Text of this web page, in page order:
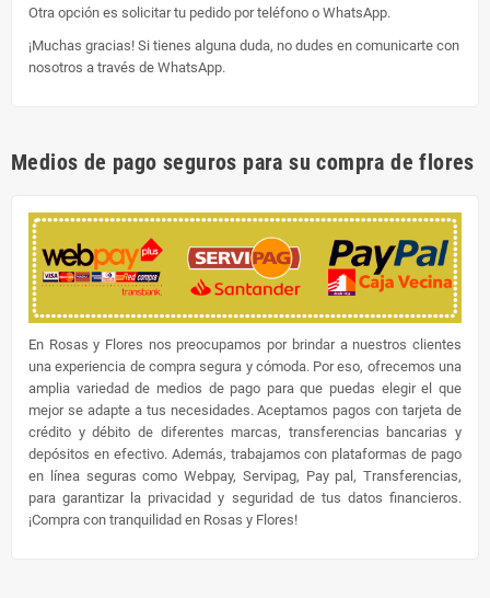
Otra opción es solicitar tu pedido por teléfono o WhatsApp.
¡Muchas gracias! Si tienes alguna duda, no dudes en comunicarte con
nosotros a través de WhatsApp.
Medios de pago seguros para su compra de flores
En Rosas y Flores nos preocupamos por brindar a nuestros clientes
una experiencia de compra segura y cómoda. Por eso, ofrecemos una
amplia variedad de medios de pago para que puedas elegir el que
mejor se adapte a tus necesidades. Aceptamos pagos con tarjeta de
crédito y débito de diferentes marcas, transferencias bancarias y
depósitos en efectivo. Además, trabajamos con plataformas de pago
en línea seguras como Webpay, Servipag, Pay pal, Transferencias,
para garantizar la privacidad y seguridad de tus datos financieros.
¡Compra con tranquilidad en Rosas y Flores!